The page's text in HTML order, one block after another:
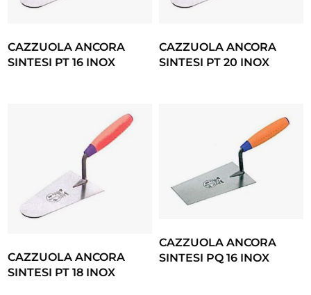
CAZZUOLA ANCORA
SINTESI PT 16 INOX
CAZZUOLA ANCORA
SINTESI PT 20 INOX
CAZZUOLA ANCORA
SINTESI PT 18 INOX
CAZZUOLA ANCORA
SINTESI PQ 16 INOX